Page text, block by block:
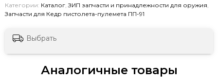
Категории: Каталог,ЗИП запчасти и принадлежности для оружия,
Запчасти для Кедр пистолета-пулемета ПП-91
Выбрать
Аналогичные товары